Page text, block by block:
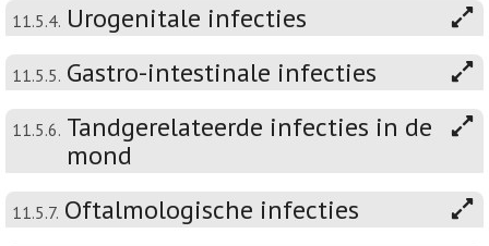
11.5.4. Urogenitale infecties
11.5.5. Gastro-intestinale infecties
11.5.6. Tandgerelateerde infecties in de
mond
11.5.7. Oftalmologische infecties